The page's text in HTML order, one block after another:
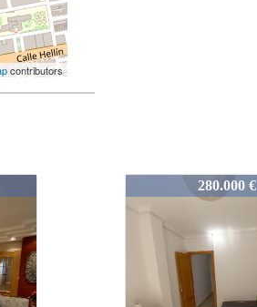
contributors
1157-VAT4-90
200.000 €